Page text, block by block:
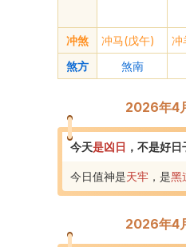
冲煞 冲马(戊午) 冲
煞方
煞南
2026年4
今天是凶日 ， 不是好日
今日值神是天牢 ，是黑
2026年4